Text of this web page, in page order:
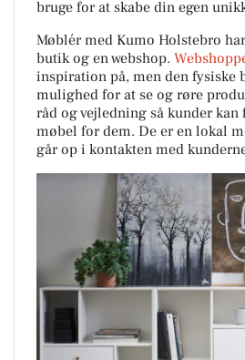
bruge for at skabe din egen
Møblér med Kumo Holstebro
butik og en webshop.
inspiration på, men den fysiske
mulighed for at se og røre
råd og vejledning så kunder
møbel for dem. De er en lokal
går op i kontakten med